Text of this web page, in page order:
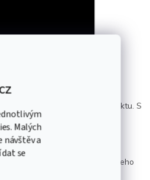
Malých
a
se
zdánlivou složitostí projektu. S
budete moci naplno využít jeho